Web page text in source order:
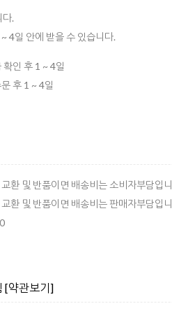
다.
4일 안에 받을 수 있습니다.
확인 후 1 ~ 4일
후 1 ~ 4일
환 및 반품이면 배송비는 소비자부담입
환 및 반품이면 배송비는 판매자부담입
[약관보기]